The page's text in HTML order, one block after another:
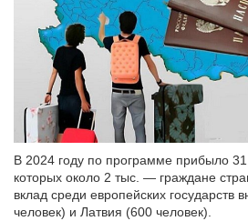
В 2024 году по программе прибыло
которых около 2 тыс. — граждане
вклад среди европейских государств
человек) и Латвия (600 человек).